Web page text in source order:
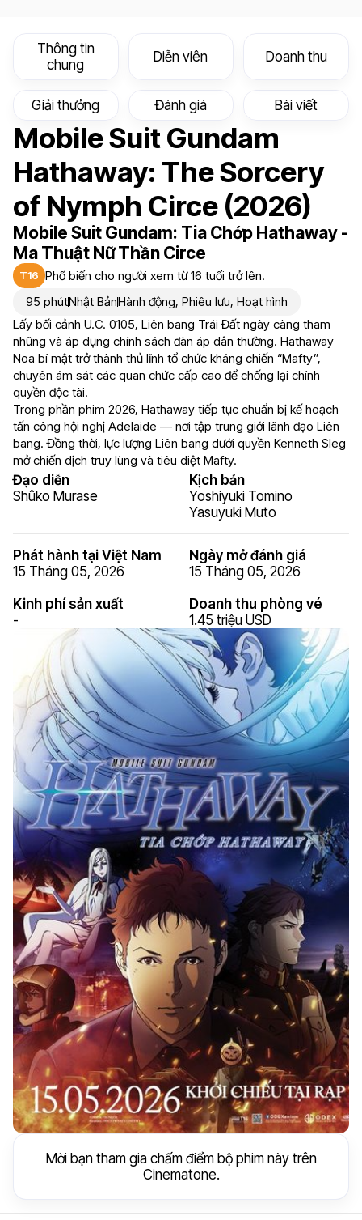
Thông tin
chung
Diễn viên Doanh thu
Giải thưởng Đánh giá Bài viết
Mobile Suit Gundam
Hathaway: The Sorcery
of Nymph Circe (2026)
Mobile Suit Gundam: Tia Chớp Hathaway -
Ma Thuật Nữ Thần Circe
T16 Phổ biến cho người xem từ 16 tuổi trở lên.
95 phútNhật BảnHành động, Phiêu lưu, Hoạt hình
Lấy bối cảnh U.C. 0105, Liên bang Trái Đất ngày càng tham
nhũng và áp dụng chính sách đàn áp dân thường. Hathaway
Noa bí mật trở thành thủ lĩnh tổ chức kháng chiến “Mafty”,
chuyên ám sát các quan chức cấp cao để chống lại chính
quyền độc tài.
Trong phần phim 2026, Hathaway tiếp tục chuẩn bị kế hoạch
tấn công hội nghị Adelaide — nơi tập trung giới lãnh đạo Liên
bang. Đồng thời, lực lượng Liên bang dưới quyền Kenneth Sleg
mở chiến dịch truy lùng và tiêu diệt Mafty.
Đạo diễn
Shûko Murase
Kịch bản
Yoshiyuki Tomino
Yasuyuki Muto
Phát hành tại Việt Nam
15 Tháng 05, 2026
Ngày mở đánh giá
15 Tháng 05, 2026
Kinh phí sản xuất
-
Doanh thu phòng vé
1.45 triệu USD
Mời bạn tham gia chấm điểm bộ phim này trên
Cinematone.